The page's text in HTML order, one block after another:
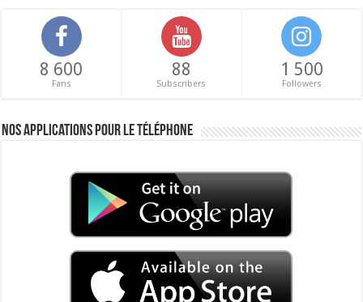
8 600
Fans
88
Subscribers
1 500
Followers
Nos applications pour le téléphone